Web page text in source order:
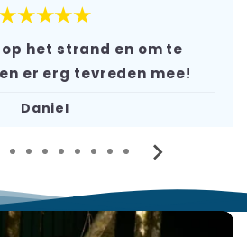
het strand en om te
er erg tevreden mee!
Daniel